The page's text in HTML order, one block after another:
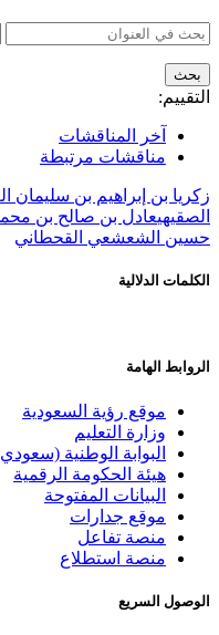
التقييم:
آخر المناقشات
مناقشات مرتبطة
زكريا بن إبراهيم بن سليمان
الصقيهيعادل بن صالح بن
حسين الشعشعي القحطاني
الكلمات الدلالية
الروابط الهامة
موقع رؤية السعودية
وزارة التعليم
البوابة الوطنية
هيئة الحكومة الرقمية
البيانات المفتوحة
موقع جدارات
منصة تفاعل
منصة استطلاع
الوصول السريع